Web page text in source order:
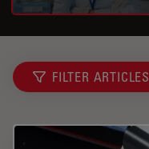
FILTER ARTICLES